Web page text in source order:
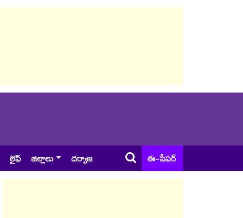
లైఫ్ జిల్లాలు దర్వాజ ఈ-పేపర్